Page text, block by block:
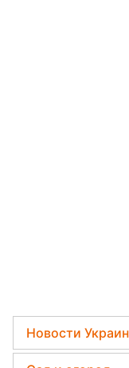
Новости
Телеграм